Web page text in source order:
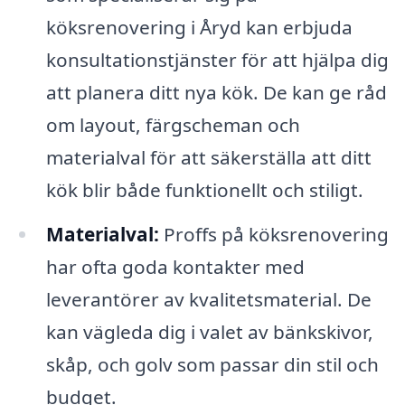
köksrenovering i Åryd kan erbjuda
konsultationstjänster för att hjälpa dig
att planera ditt nya kök. De kan ge råd
om layout, färgscheman och
materialval för att säkerställa att ditt
kök blir både funktionellt och stiligt.
Materialval: Proffs på köksrenovering
har ofta goda kontakter med
leverantörer av kvalitetsmaterial. De
kan vägleda dig i valet av bänkskivor,
skåp, och golv som passar din stil och
budget.